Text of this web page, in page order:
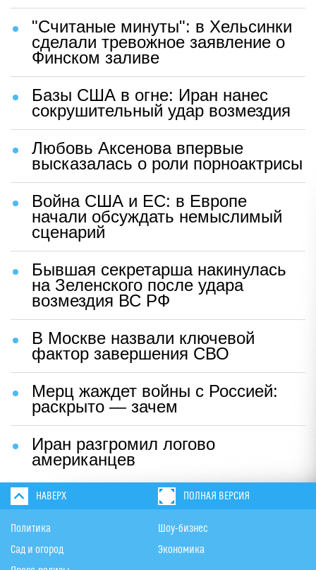
"Считаные минуты": в Хельсинки
сделали тревожное заявление о
Финском заливе
Базы США в огне: Иран нанес
сокрушительный удар возмездия
Любовь Аксенова впервые
высказалась о роли порноактрисы
Война США и ЕС: в Европе
начали обсуждать немыслимый
сценарий
Бывшая секретарша накинулась
на Зеленского после удара
возмездия ВС РФ
В Москве назвали ключевой
фактор завершения СВО
Мерц жаждет войны с Россией:
раскрыто — зачем
Иран разгромил логово
американцев
НАВЕРХ ПОЛНАЯ ВЕРСИЯ
Политика
Сад и огород
Шоу-бизнес
Экономика